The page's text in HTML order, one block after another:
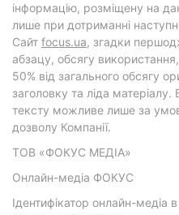
інформацію, розміщену на
лише при дотриманні
Cайт focus.ua, згадки
абзацу, обсягу
50% від загального обсягу
заголовку та ліда
тексту можливе лише за
дозволу Компанії.
ТОВ «ФОКУС МЕДІА»
Онлайн-медіа ФОКУС
Ідентифікатор онлайн-медіа